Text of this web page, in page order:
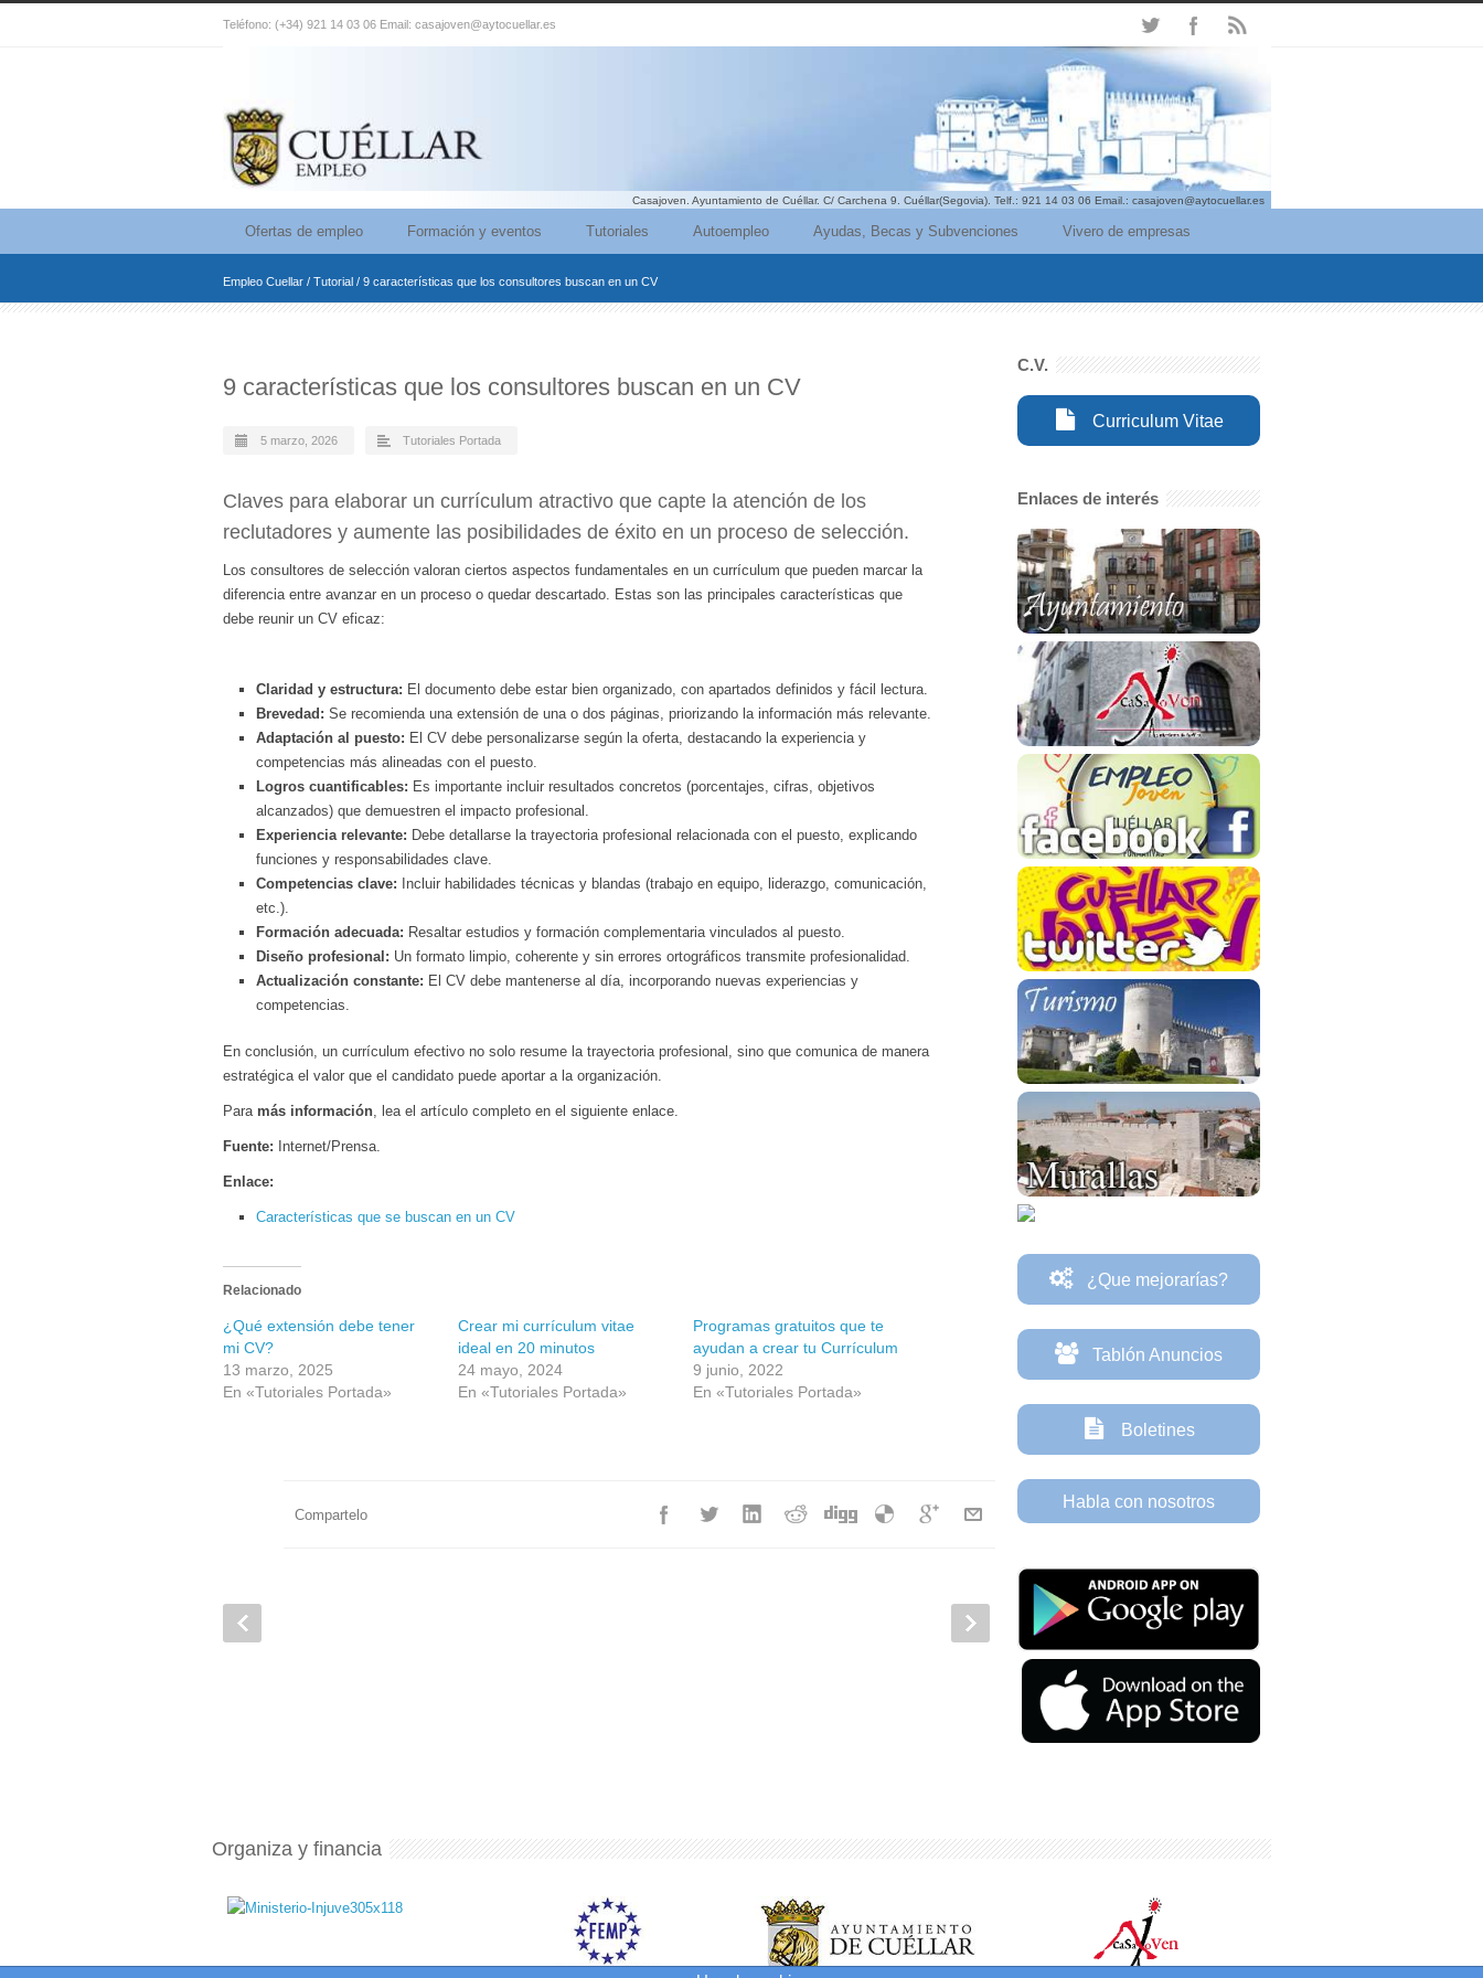
Teléfono: (+34) 921 14 03 06 Email: casajoven@aytocuellar.es
Casajoven. Ayuntamiento de Cuéllar. C/ Carchena 9. Cuéllar(Segovia). Telf.: 921 14 03 06 Email.: casajoven@aytocuellar.es
Ofertas de empleo Formación y eventos Tutoriales Autoempleo Ayudas, Becas y Subvenciones Vivero de empresas
Empleo Cuellar / Tutorial / 9 características que los consultores buscan en un CV
9 características que los consultores buscan en un CV
5 marzo, 2026 Tutoriales Portada
Claves para elaborar un currículum atractivo que capte la atención de los
reclutadores y aumente las posibilidades de éxito en un proceso de selección.
Los consultores de selección valoran ciertos aspectos fundamentales en un currículum que pueden marcar la
diferencia entre avanzar en un proceso o quedar descartado. Estas son las principales características que
debe reunir un CV eficaz:
Claridad y estructura: El documento debe estar bien organizado, con apartados definidos y fácil lectura.
Brevedad: Se recomienda una extensión de una o dos páginas, priorizando la información más relevante.
Adaptación al puesto: El CV debe personalizarse según la oferta, destacando la experiencia y
competencias más alineadas con el puesto.
Logros cuantificables: Es importante incluir resultados concretos (porcentajes, cifras, objetivos
alcanzados) que demuestren el impacto profesional.
Experiencia relevante: Debe detallarse la trayectoria profesional relacionada con el puesto, explicando
funciones y responsabilidades clave.
Competencias clave: Incluir habilidades técnicas y blandas (trabajo en equipo, liderazgo, comunicación,
etc.).
Formación adecuada: Resaltar estudios y formación complementaria vinculados al puesto.
Diseño profesional: Un formato limpio, coherente y sin errores ortográficos transmite profesionalidad.
Actualización constante: El CV debe mantenerse al día, incorporando nuevas experiencias y
competencias.
En conclusión, un currículum efectivo no solo resume la trayectoria profesional, sino que comunica de manera
estratégica el valor que el candidato puede aportar a la organización.
Para más información, lea el artículo completo en el siguiente enlace.
Fuente: Internet/Prensa.
Enlace:
Características que se buscan en un CV
Relacionado
¿Qué extensión debe tener
mi CV?
13 marzo, 2025
En «Tutoriales Portada»
Crear mi currículum vitae
ideal en 20 minutos
24 mayo, 2024
En «Tutoriales Portada»
Programas gratuitos que te
ayudan a crear tu Currículum
9 junio, 2022
En «Tutoriales Portada»
Compartelo
C.V.
Curriculum Vitae
Enlaces de interés
¿Que mejorarías?
Tablón Anuncios
Boletines
Habla con nosotros
Organiza y financia